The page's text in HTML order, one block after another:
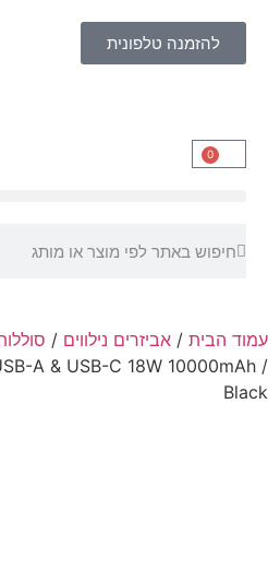
0
להזמנה טלפונית
עמוד הבית / אביזרים נילווים /
A & USB-C 18W 10000mAh /
Black